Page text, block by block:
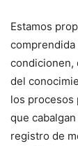
Estamos
condicionen,
del
los procesos
que
registro de